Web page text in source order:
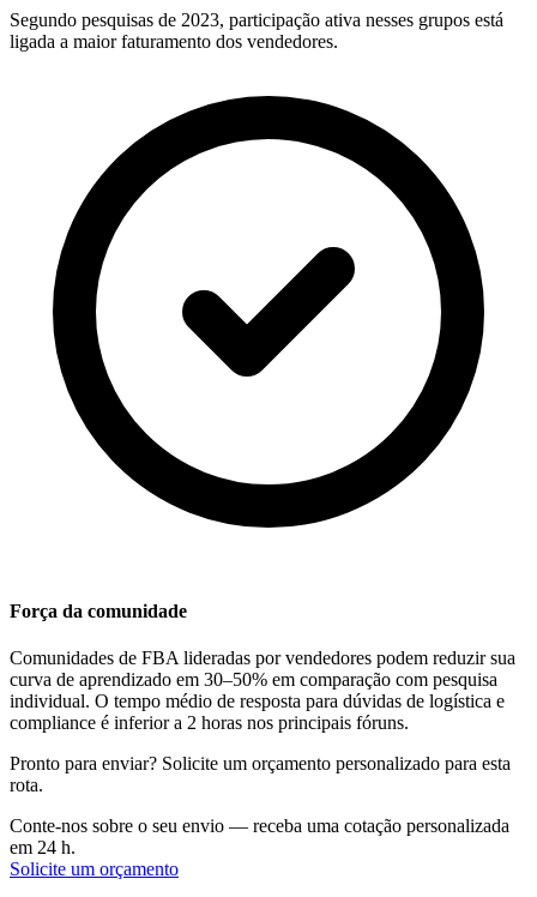
Segundo pesquisas de 2023, participação ativa nesses grupos está
ligada a maior faturamento dos vendedores.
Força da comunidade
Comunidades de FBA lideradas por vendedores podem reduzir sua
curva de aprendizado em 30–50% em comparação com pesquisa
individual. O tempo médio de resposta para dúvidas de logística e
compliance é inferior a 2 horas nos principais fóruns.
Pronto para enviar? Solicite um orçamento personalizado para esta
rota.
Conte-nos sobre o seu envio — receba uma cotação personalizada
em 24 h.
Solicite um orçamento